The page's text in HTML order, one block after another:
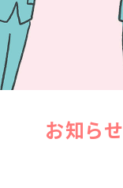
お知らせ